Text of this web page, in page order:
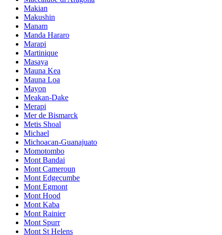
Makian
Makushin
Manam
Manda Hararo
Marapi
Martinique
Masaya
Mauna Kea
Mauna Loa
Mayon
Meakan-Dake
Merapi
Mer de Bismarck
Metis Shoal
Michael
Michoacan-Guanajuato
Momotombo
Mont Bandai
Mont Cameroun
Mont Edgecumbe
Mont Egmont
Mont Hood
Mont Kaba
Mont Rainier
Mont Spurr
Mont St Helens